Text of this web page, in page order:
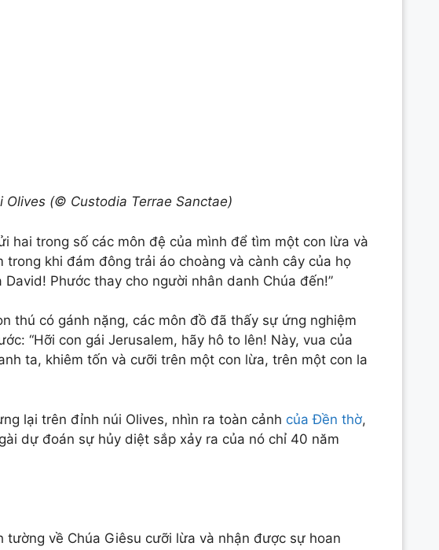
Olives (© Custodia Terrae Sanctae)
hai trong số các môn đệ của mình để tìm một con lừa và
khi đám đông trải áo choàng và cành cây của họ
Phước thay cho người nhân danh Chúa đến!”
thú có gánh nặng, các môn đồ đã thấy sự ứng nghiệm
“Hỡi con gái Jerusalem, hãy hô to lên! Này, vua của
ta, khiêm tốn và cưỡi trên một con lừa, trên một con la
lại trên đỉnh núi Olives, nhìn ra toàn cảnh của Đền thờ,
dự đoán sự hủy diệt sắp xảy ra của nó chỉ 40 năm
về Chúa Giêsu cưỡi lừa và nhận được sự hoan